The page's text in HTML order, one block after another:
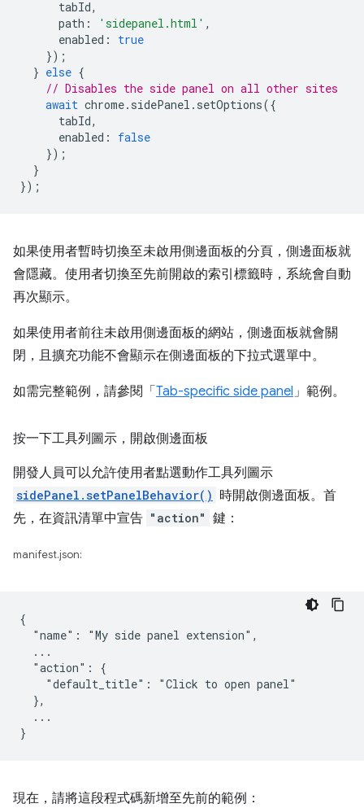
tabId,
path : 'sidepanel.html' ,
enabled :
true
});
} else {
// Disables the side panel on all other sites
await chrome. sidePanel . setOptions({
tabId,
enabled :
false
});
}
});
如果使用者暫時切換至未啟用側邊面板的分頁，側邊面板就
會隱藏。使用者切換至先前開啟的索引標籤時，系統會自動
再次顯示。
如果使用者前往未啟用側邊面板的網站，側邊面板就會關
閉，且擴充功能不會顯示在側邊面板的下拉式選單中。
如需完整範例，請參閱「 Tab-specific side panel」範例。
按一下工具列圖示，開啟側邊面板
開發人員可以允許使用者點選動作工具列圖示
sidePanel.setPanelBehavior() 時開啟側邊面板。首
先，在資訊清單中宣告 "action" 鍵：
manifest.json:
{
  "name": "My side panel extension",
  ...
  "action": {
    "default_title": "Click to open panel"
  },
  ...
現在，請將這段程式碼新增至先前的範例：